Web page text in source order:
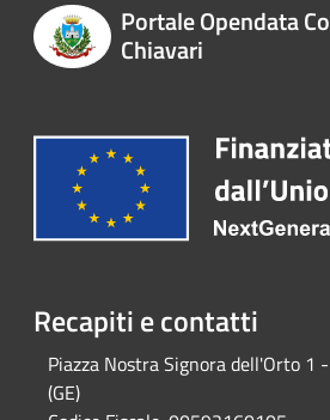
Portale Opendata
Chiavari
Recapiti e contatti
Piazza Nostra Signora dell'Orto 1
(GE)